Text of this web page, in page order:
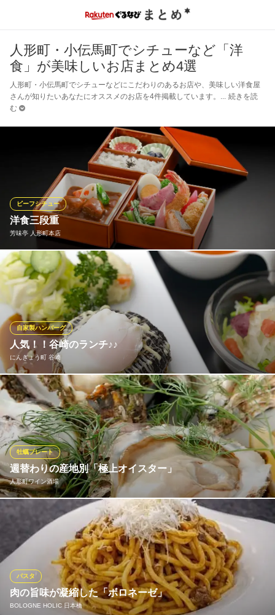
人形町・小伝馬町でシチューなど「洋
食」が美味しいお店まとめ4選
人形町・小伝馬町でシチューなどにこだわりのあるお店や、美味しい洋食屋
さんが知りたいあなたにオススメのお店を4件掲載しています。
続きを読
む
洋食三段重
芳味亭 人形町本店
ビーフシチュー
一口大のビーフスチューやハンバーグ、蟹クリームコロッケ、海
老フライと初代の想いが込められた、芳味亭の歴史を堪能できる
重箱をご用意いたしました。
芳味亭 人形町本店
洋食 シチュー
地下鉄日比谷線人形町駅 徒歩3分
東京都中央区日本橋人形町2-3-4
人気！！谷崎のランチ♪♪
にんぎょう町 谷崎
自家製ハンバーグ
雑誌にも載った人気メニュー！温玉照り焼きハンバーグ。ふっく
らとしたボリュームのあるハンバーグに甘い照り焼きソースと温
泉たまごをトッピング。ジューシーなお肉にとろりとソースが絡
んでやみつきになります！照り焼き温玉ソースの他にも季節限定
でもう一種類ご用意していますので、お好みで選んでみてくださ
い♪
※こちらは昼のみのこだわりです。
にんぎょう町 谷崎
全国の銘柄肉を堪能
地下鉄日比谷線人形町駅A2番出口 徒歩1分
東京都中央区日本橋人形町1-7-10
週替わりの産地別「極上オイスター」
人形町ワイン酒場
牡蠣プレート
秋田県男鹿産、岩手県大槌産など、旬の生牡蠣をご提供致しま
す。牡蠣の産地は当日のメニューまたは、スタッフまでご確認下
さい♪
人形町ワイン酒場
ワイン×新鮮オイスター
地下鉄日比谷線人形町駅A5出口 徒歩2分
東京都中央区日本橋堀留町1-6-14 NAビル1F
肉の旨味が凝縮した「ボロネーゼ」
BOLOGNE HOLIC 日本橋
パスタ